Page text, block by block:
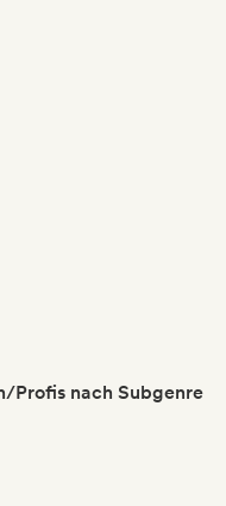
Profis nach Subgenre